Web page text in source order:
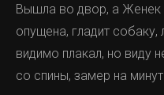
Вышла во двор, а Женек
опущена, гладит собаку,
видимо плакал, но виду
со спины, замер на